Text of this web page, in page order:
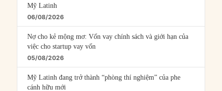
Mỹ Latinh
06/08/2026
Nợ cho kẻ mộng mơ: Vốn vay chính sách và giới hạn của
việc cho startup vay vốn
05/08/2026
Mỹ Latinh đang trở thành “phòng thí nghiệm” của phe
cánh hữu mới